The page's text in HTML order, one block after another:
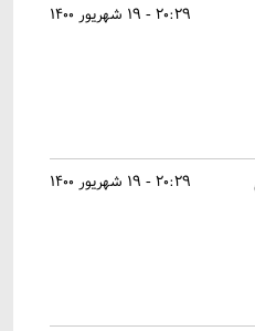
20:29 - 19 شهریور 1400
20:29 - 19 شهریور 1400